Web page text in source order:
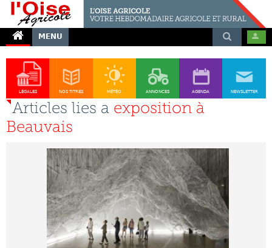
MENU
LÉGALES NOS TITRES MÉTÉO ANNONCES AGENDA NEWSLETTER
Articles lies a exposition à
Beauvais